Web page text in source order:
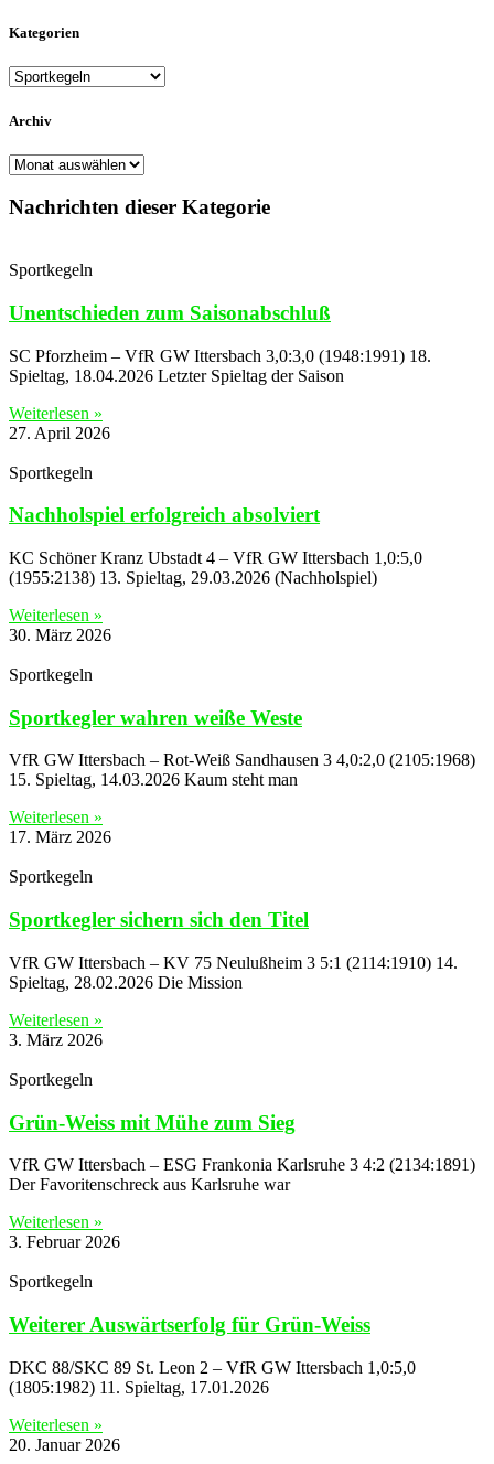
Kategorien
Kategorien
Archiv
Archiv
Nachrichten dieser Kategorie
Sportkegeln
Unentschieden zum Saisonabschluß
SC Pforzheim – VfR GW Ittersbach 3,0:3,0 (1948:1991) 18.
Spieltag, 18.04.2026 Letzter Spieltag der Saison
Weiterlesen »
27. April 2026
Sportkegeln
Nachholspiel erfolgreich absolviert
KC Schöner Kranz Ubstadt 4 – VfR GW Ittersbach 1,0:5,0
(1955:2138) 13. Spieltag, 29.03.2026 (Nachholspiel)
Weiterlesen »
30. März 2026
Sportkegeln
Sportkegler wahren weiße Weste
VfR GW Ittersbach – Rot-Weiß Sandhausen 3 4,0:2,0 (2105:1968)
15. Spieltag, 14.03.2026 Kaum steht man
Weiterlesen »
17. März 2026
Sportkegeln
Sportkegler sichern sich den Titel
VfR GW Ittersbach – KV 75 Neulußheim 3 5:1 (2114:1910) 14.
Spieltag, 28.02.2026 Die Mission
Weiterlesen »
3. März 2026
Sportkegeln
Grün-Weiss mit Mühe zum Sieg
VfR GW Ittersbach – ESG Frankonia Karlsruhe 3 4:2 (2134:1891)
Der Favoritenschreck aus Karlsruhe war
Weiterlesen »
3. Februar 2026
Sportkegeln
Weiterer Auswärtserfolg für Grün-Weiss
DKC 88/SKC 89 St. Leon 2 – VfR GW Ittersbach 1,0:5,0
(1805:1982) 11. Spieltag, 17.01.2026
Weiterlesen »
20. Januar 2026